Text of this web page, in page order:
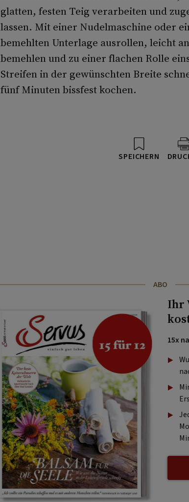
glatten, festen Teig verarbeiten und
lassen. Mit einer Nudelmaschine oder
bemehlten Unterlage ausrollen, leicht
bemehlen und zu einer flachen Rolle
Streifen in der gewünschten Breite
fünf Minuten bissfest kochen.
SPEICHERN
ABO
Ihr
15x